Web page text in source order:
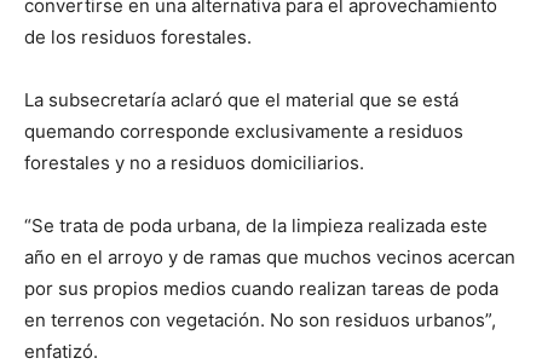
convertirse en una alternativa para el aprovechamiento
de los residuos forestales.
La subsecretaría aclaró que el material que se está
quemando corresponde exclusivamente a residuos
forestales y no a residuos domiciliarios.
“Se trata de poda urbana, de la limpieza realizada este
año en el arroyo y de ramas que muchos vecinos acercan
por sus propios medios cuando realizan tareas de poda
en terrenos con vegetación. No son residuos urbanos”,
enfatizó.